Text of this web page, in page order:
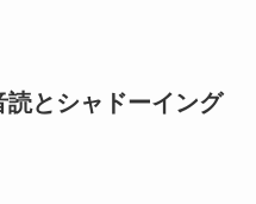
とシャドーイング